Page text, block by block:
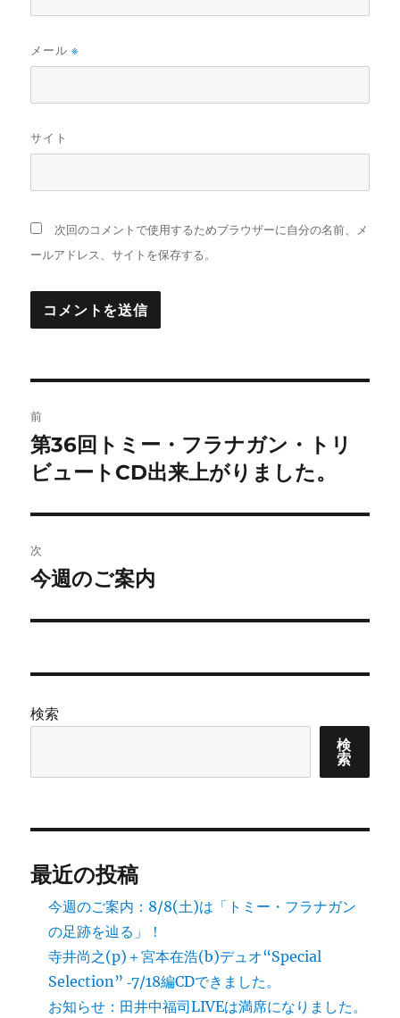
メール※
サイト
次回のコメントで使用するためブラウザーに自分の名前、メ
ールアドレス、サイトを保存する。
稿
ナ
ビ
ゲ
ー
シ
ン
前
前
の
稿:
第36回トミー・フラナガン・トリ
ビュートCD出来上がりました。
次
次
投
今週のご案内
検索
検
索
最近の投稿
今週のご案内：8/8(土)は「トミー・フラナガン
の足跡を辿る」！
寺井尚之(p)＋宮本在浩(b)デュオ“Special
Selection” ‐7/18編CDできました。
お知らせ：田井中福司LIVEは満席になりました。